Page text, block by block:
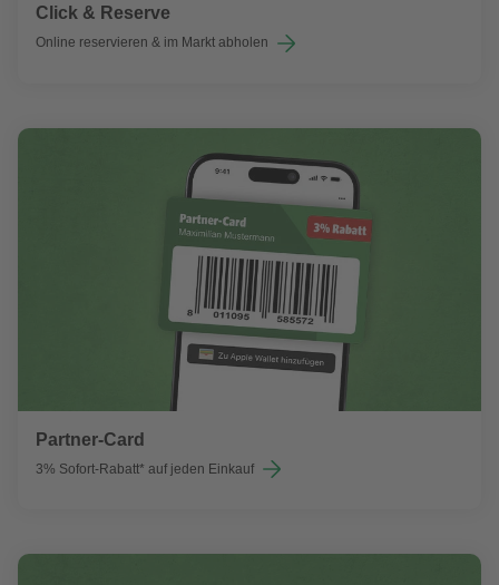
Click & Reserve
Online reservieren & im Markt abholen
Partner-Card
3% Sofort-Rabatt* auf jeden Einkauf